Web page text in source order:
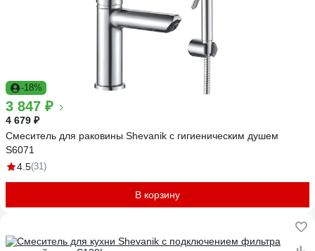
-18%
3 847 ₽
4 679 ₽
Смеситель для раковины Shevanik с гигиеническим душем
S6071
4.5(31)
В корзину